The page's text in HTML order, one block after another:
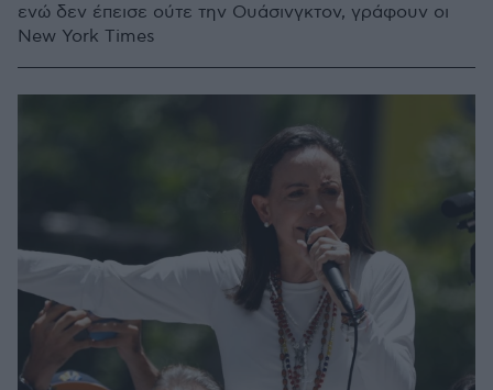
ενώ δεν έπεισε ούτε την Ουάσινγκτον, γράφουν οι
New York Times